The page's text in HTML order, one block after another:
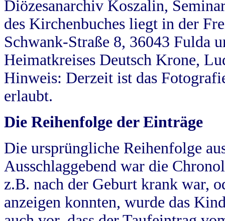
Diözesanarchiv Koszalin,
des Kirchenbuches liegt in der
Schwank-Straße 8, 36043 Fulda
Heimatkreises Deutsch Krone,
Hinweis: Derzeit ist das
erlaubt.
Die Reihenfolge der Einträge
Die ursprüngliche Reihenfolge
Ausschlaggebend war die
z.B. nach der Geburt krank war,
anzeigen konnten, wurde das